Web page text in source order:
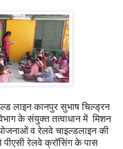
लाइन कानपुर सुभाष चिल्ड्रन
के संयुक्त तत्वाधान में मिशन
व रेलवे चाइल्डलाइन की
रेलवे क्रॉसिंग के पास